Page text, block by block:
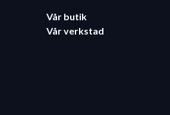
Vår butik
Vår verkstad